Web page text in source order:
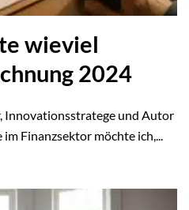
wieviel
2024
Innovationsstratege und Autor
Finanzsektor möchte ich,...